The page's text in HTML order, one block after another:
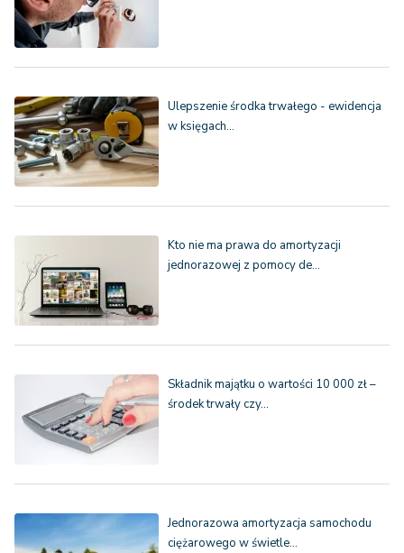
Ulepszenie środka trwałego - ewidencja
w księgach…
Kto nie ma prawa do amortyzacji
jednorazowej z pomocy de…
Składnik majątku o wartości 10 000 zł –
środek trwały czy…
Jednorazowa amortyzacja samochodu
ciężarowego w świetle…